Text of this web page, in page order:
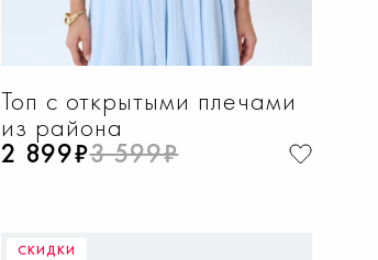
Топ с открытыми плечами
из района
2 899₽3 599₽
СКИДКИ